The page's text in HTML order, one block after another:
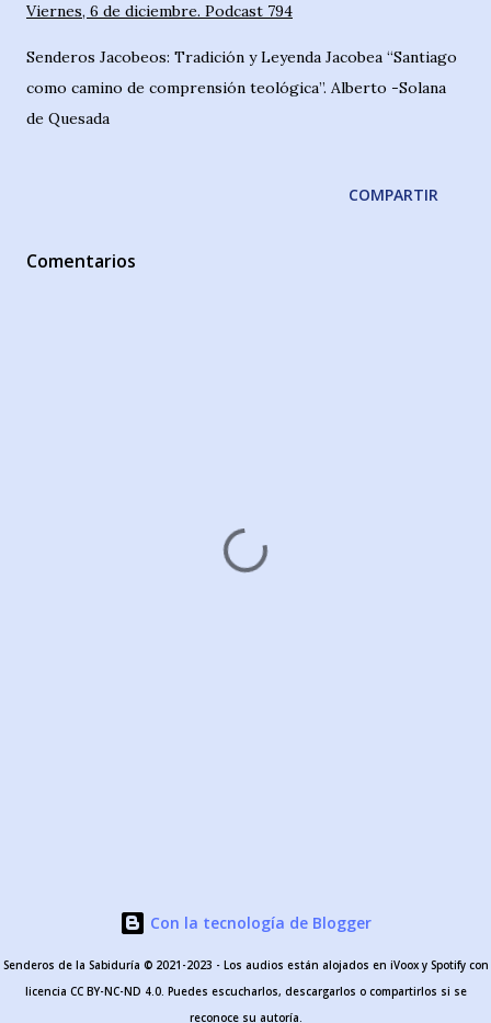
Viernes, 6 de diciembre. Podcast 794
Senderos Jacobeos: Tradición y Leyenda Jacobea “Santiago
como camino de comprensión teológica”. Alberto -Solana
de Quesada
COMPARTIR
Comentarios
Con la tecnología de Blogger
Senderos de la Sabiduría © 2021-2023 - Los audios están alojados en iVoox y Spotify con
licencia CC BY-NC-ND 4.0. Puedes escucharlos, descargarlos o compartirlos si se
reconoce su autoría.